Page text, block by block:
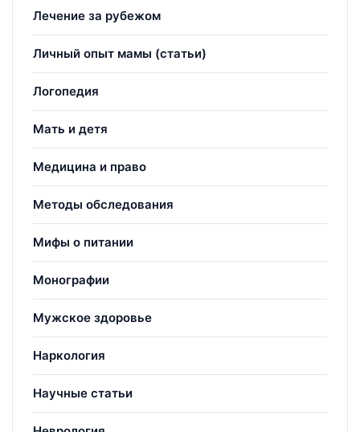
Лечение за рубежом
Личный опыт мамы (статьи)
Логопедия
Мать и детя
Медицина и право
Методы обследования
Мифы о питании
Монографии
Мужское здоровье
Наркология
Научные статьи